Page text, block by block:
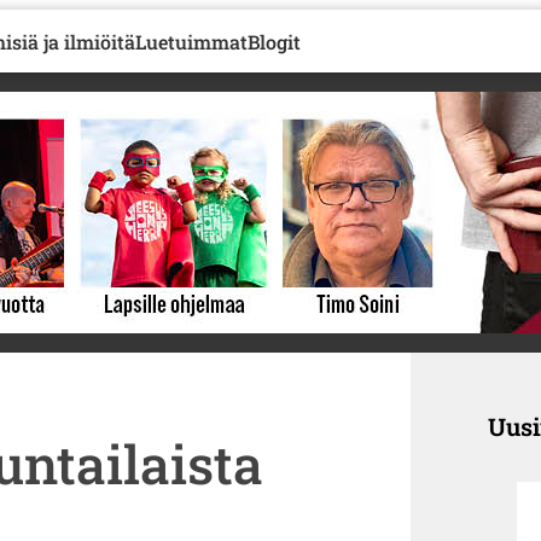
ja ilmiöitäLuetuimmatBlogit